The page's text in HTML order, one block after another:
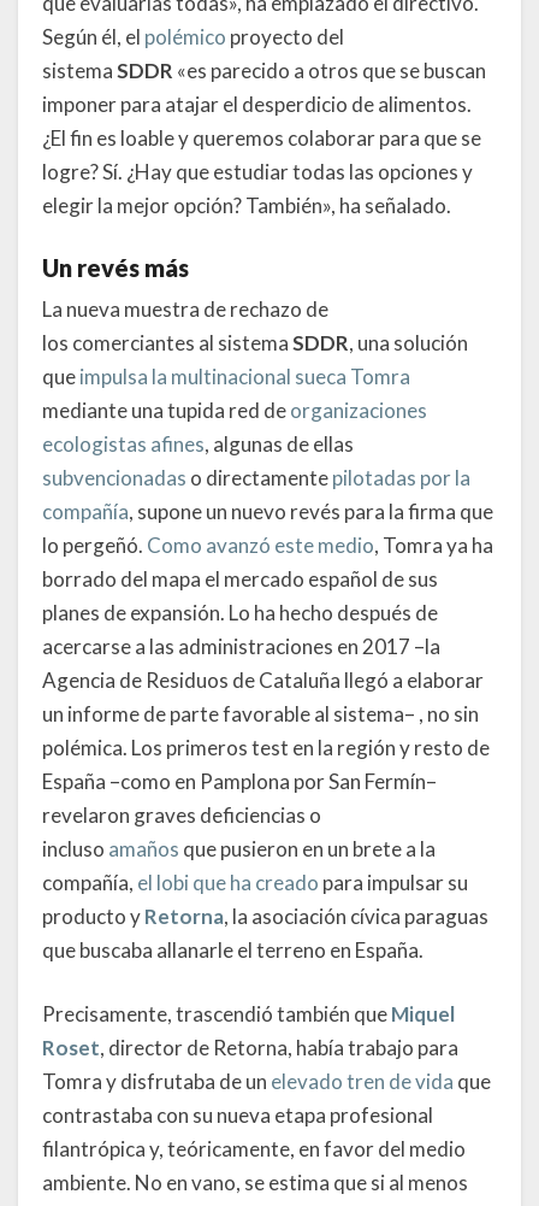
Según él, el polémico proyecto del
sistemaSDDR «es parecido a otros que se buscan
imponer para atajar el desperdicio de alimentos.
¿El fin es loable y queremos colaborar para que se
logre? Sí. ¿Hay que estudiar todas las opciones y
elegir la mejor opción? También», ha señalado.
Un revés más
La nueva muestra de rechazo de
los comerciantes al sistemaSDDR, una solución
queimpulsa la multinacional sueca Tomra
mediante una tupida red deorganizaciones
ecologistas afines, algunas de ellas
subvencionadas o directamentepilotadas por la
compañía, supone un nuevo revés para la firma que
lo pergeñó. Como avanzó este medio, Tomra ya ha
borrado del mapa el mercado español de sus
planes de expansión. Lo ha hecho después de
acercarse a las administraciones en 2017 –la
Agencia de Residuos de Cataluña llegó a elaborar
un informe de parte favorable al sistema– , no sin
polémica. Los primeros test en la región y resto de
España –como en Pamplona por San Fermín–
revelaron graves deficiencias o
incluso amaños que pusieron en un brete a la
compañía, el lobi que ha creado para impulsar su
producto yRetorna, la asociación cívica paraguas
que buscaba allanarle el terreno en España.
Precisamente, trascendió también queMiquel
Roset, director de Retorna, había trabajo para
Tomra y disfrutaba de un elevado tren de vida que
contrastaba con su nueva etapa profesional
filantrópica y, teóricamente, en favor del medio
ambiente. No en vano, se estima que si al menos